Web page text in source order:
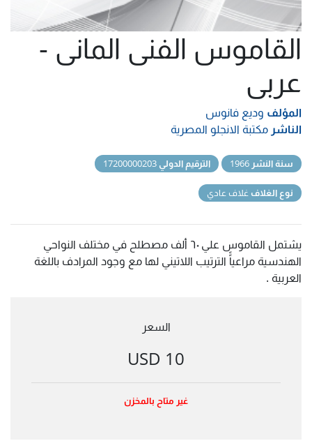
القاموس الفنى المانى -
عربى
المؤلف وديع فانوس
الناشر مكتبة الانجلو المصرية
سنة النشر الترقيم الدولي
نوع الغلاف غلاف عادي
يشتمل القاموس علي ٦٠ ألف مصطلح في مختلف النواحي
الهندسية مراعياًً الترتيب اللاتيني لها مع وجود المرادف باللغة
العربية .
السعر
10 USD
غير متاح بالمخزن